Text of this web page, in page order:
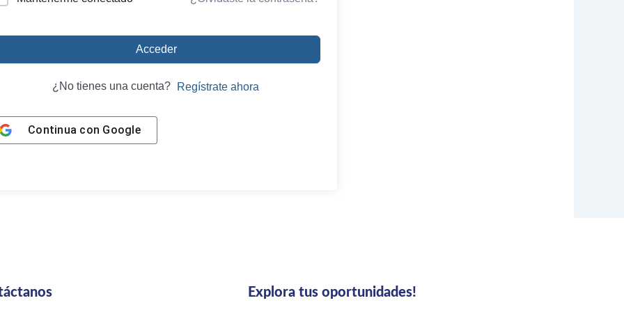
Acceder
¿No tienes una cuenta? Regístrate ahora
Continua con Google
Explora tus oportunidades!